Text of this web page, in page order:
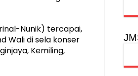
Nunik) tercapai,
Wali di sela konser
Kemiling,